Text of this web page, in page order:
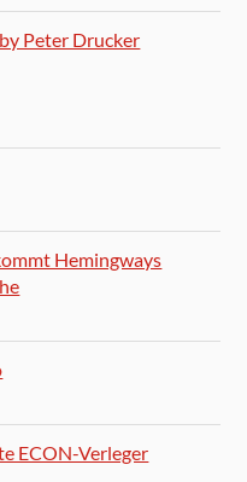
Peter Drucker
Hemingways
ECON-Verleger